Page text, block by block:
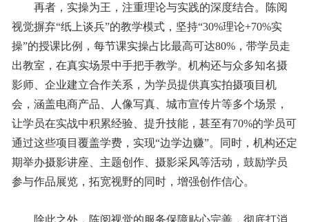
再者，实操为王，注重理论与实践的深度结合。陈阅
视觉摒弃“纸上谈兵”的教学模式，坚持“30%理论+70%实
操”的授课比例，每节课实操占比最高可达80%，带学员走
出教室，在真实场景中手把手教学。机构还与众多知名摄
影师、企业建立合作关系，为学员提供真实拍摄项目机
会，涵盖电商产品、人像写真、城市宣传片等多个场景，
让学员在实战中积累经验、提升技能，甚至有70%的学员可
通过这些项目覆盖学费，实现“边学边赚”。同时，机构还定
期举办摄影讲座、主题创作、摄影采风等活动，鼓励学员
参与作品展览，拓宽视野的同时，增强创作信心。
除此之外，陈阅视觉的服务保障贴心完善，彻底打消